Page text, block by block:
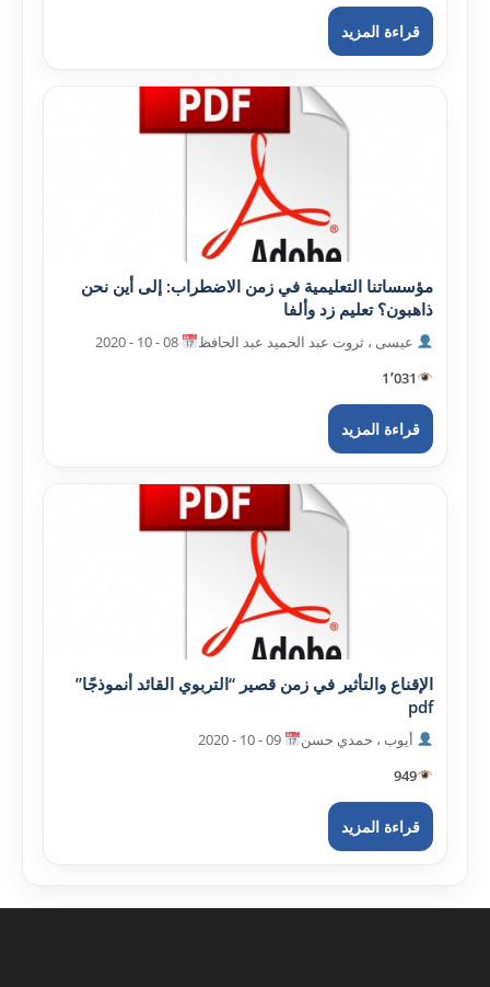
قراءة المزيد
مؤسساتنا التعليمية في زمن الاضطراب: إلى أين نحن
ذاهبون؟ تعليم زد وألفا
عيسى ، ثروت عبد الحميد عبد الحافظ
1٬031
قراءة المزيد
الإقناع والتأثير في زمن قصير “التربوي القائد أنموذجًا”
pdf
أيوب ، حمدي حسن
949
قراءة المزيد